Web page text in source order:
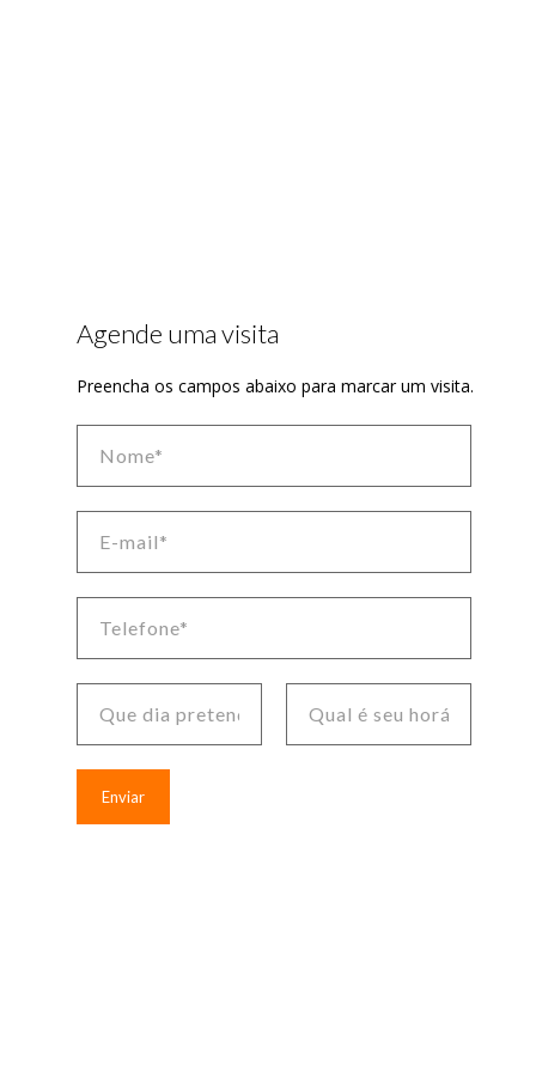
Agende uma visita
Preencha os campos abaixo para marcar um visita.